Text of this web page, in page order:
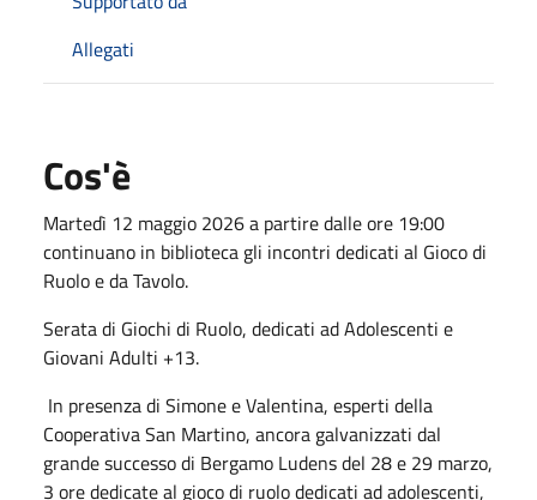
Allegati
Cos'è
Martedì 12 maggio 2026 a partire dalle ore 19:00
continuano in biblioteca gli incontri dedicati al Gioco di
Ruolo e da Tavolo.
Serata di Giochi di Ruolo, dedicati ad Adolescenti e
Giovani Adulti +13.
In presenza di Simone e Valentina, esperti della
Cooperativa San Martino, ancora galvanizzati dal
grande successo di Bergamo Ludens del 28 e 29 marzo,
3 ore dedicate al gioco di ruolo dedicati ad adolescenti,